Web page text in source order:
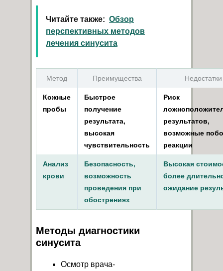
Читайте также: Обзор
перспективных методов
лечения синусита
Метод Преимущества Недостатки
Кожные
пробы
Быстрое
получение
результата,
высокая
чувствительность
Риск
результатов,
возможные
реакции
Анализ
крови
Безопасность,
возможность
проведения при
обострениях
Высокая
более
ожидание
Методы диагностики
синусита
Осмотр врача-